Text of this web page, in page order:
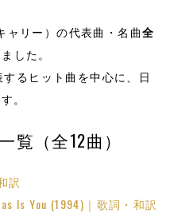
ャリー）の代表曲・名曲全
した。
るヒット曲を中心に、日
。
覧（全12曲）
訳
Is You (1994)｜歌詞・和訳